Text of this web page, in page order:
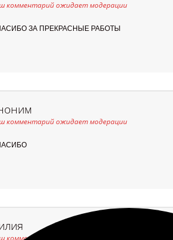
комментарий ожидает модерации
ЗА ПРЕКРАСНЫЕ РАБОТЫ
комментарий ожидает модерации
комментарий ожидает модерации